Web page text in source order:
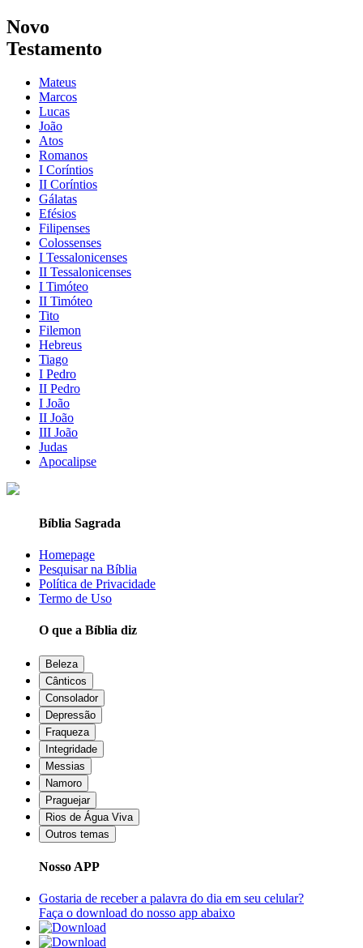
Novo
Testamento
Mateus
Marcos
Lucas
João
Atos
Romanos
I Coríntios
II Coríntios
Gálatas
Efésios
Filipenses
Colossenses
I Tessalonicenses
II Tessalonicenses
I Timóteo
II Timóteo
Tito
Filemon
Hebreus
Tiago
I Pedro
II Pedro
I João
II João
III João
Judas
Apocalipse
Bíblia Sagrada
Homepage
Pesquisar na Bíblia
Política de Privacidade
Termo de Uso
O que a Bíblia diz
Beleza
Cânticos
Consolador
Depressão
Fraqueza
Integridade
Messias
Namoro
Praguejar
Rios de Água Viva
Outros temas
Nosso APP
Gostaria de receber a palavra do dia em seu celular?
Faça o download do nosso app abaixo